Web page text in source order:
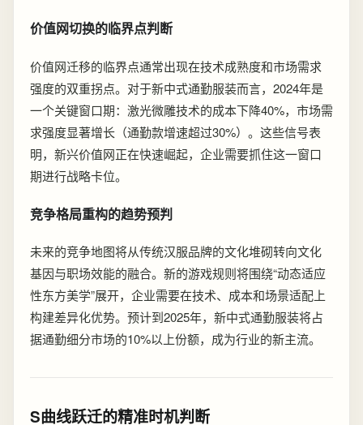
价值网切换的临界点判断
价值网迁移的临界点通常出现在技术成熟度和市场需求
强度的双重拐点。对于新中式通勤服装而言，2024年是
一个关键窗口期：激光微雕技术的成本下降40%，市场需
求强度显著增长（通勤款增速超过30%）。这些信号表
明，新兴价值网正在快速崛起，企业需要抓住这一窗口
期进行战略卡位。
竞争格局重构的趋势预判
未来的竞争地图将从传统汉服品牌的文化堆砌转向文化
基因与职场效能的融合。新的游戏规则将围绕“动态适应
性东方美学”展开，企业需要在技术、成本和场景适配上
构建差异化优势。预计到2025年，新中式通勤服装将占
据通勤细分市场的10%以上份额，成为行业的新主流。
S曲线跃迁的精准时机判断